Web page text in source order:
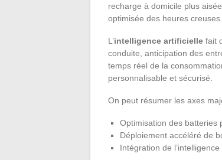
recharge à domicile plus
optimisée des heures creuses.
L’intelligence artificielle fait
conduite, anticipation des
temps réel de la
personnalisable et sécurisé.
On peut résumer les axes
Optimisation des batteries
Déploiement accéléré de
Intégration de